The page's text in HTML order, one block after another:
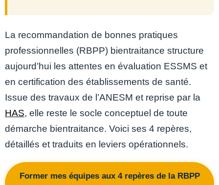
La recommandation de bonnes pratiques
professionnelles (RBPP) bientraitance structure
aujourd’hui les attentes en évaluation ESSMS et
en certification des établissements de santé.
Issue des travaux de l’ANESM et reprise par la
HAS, elle reste le socle conceptuel de toute
démarche bientraitance. Voici ses 4 repères,
détaillés et traduits en leviers opérationnels.
Former mes équipes aux 4 repères de la RBPP